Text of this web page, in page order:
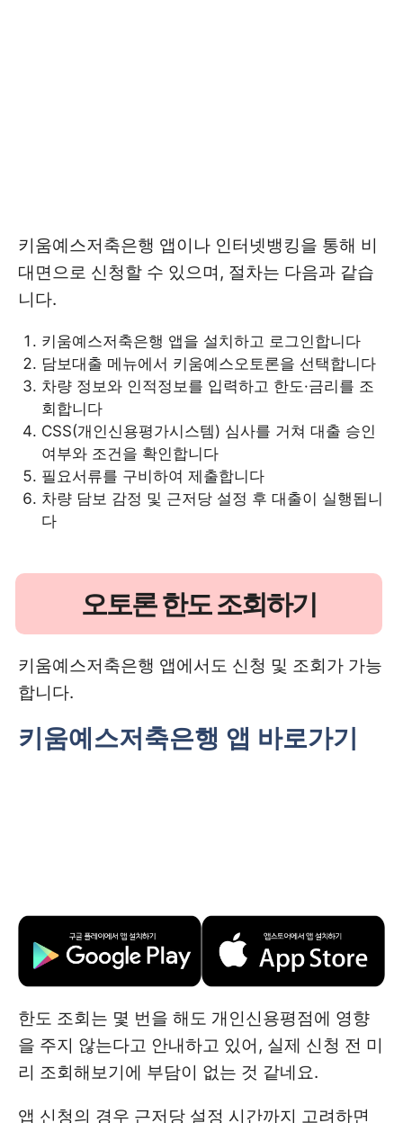
키움예스저축은행 앱이나 인터넷뱅킹을 통해 비
대면으로 신청할 수 있으며, 절차는 다음과 같습
니다.
키움예스저축은행 앱을 설치하고 로그인합니다
담보대출 메뉴에서 키움예스오토론을 선택합니다
차량 정보와 인적정보를 입력하고 한도·금리를 조
회합니다
CSS(개인신용평가시스템) 심사를 거쳐 대출 승인
여부와 조건을 확인합니다
필요서류를 구비하여 제출합니다
차량 담보 감정 및 근저당 설정 후 대출이 실행됩니
다
오토론 한도 조회하기
키움예스저축은행 앱에서도 신청 및 조회가 가능
합니다.
키움예스저축은행 앱 바로가기
한도 조회는 몇 번을 해도 개인신용평점에 영향
을 주지 않는다고 안내하고 있어, 실제 신청 전 미
리 조회해보기에 부담이 없는 것 같네요.
앱 신청의 경우 근저당 설정 시간까지 고려하면